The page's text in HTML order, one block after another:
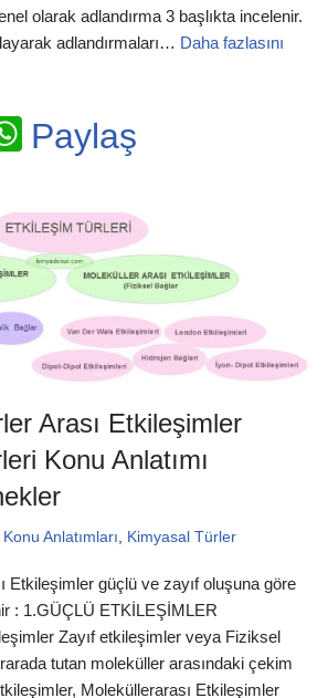
olarak adlandırma 3 başlıkta incelenir.
adlandırmaları… Daha fazlasını
W
at
s
A
p
p
Paylaş
Arası Etkileşimler
Konu Anlatımı
Konu Anlatımları Kimyasal Türler
Etkileşimler güçlü ve zayıf oluşuna göre
: 1.GÜÇLÜ ETKİLEŞİMLER
Zayıf etkileşimler veya Fiziksel
tutan moleküller arasındaki çekim
Moleküllerarası Etkileşimler